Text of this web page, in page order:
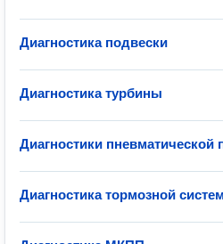
Диагностика подвески
Диагностика турбины
Диагностики пневматической
Диагностика тормозной